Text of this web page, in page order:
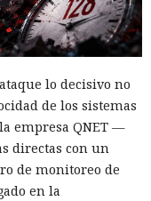
lo decisivo no
de los sistemas
empresa QNET —
directas con un
de monitoreo de
en la